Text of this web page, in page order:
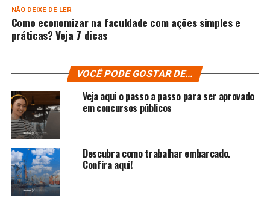
NÃO DEIXE DE LER
Como economizar na faculdade com ações simples e
práticas? Veja 7 dicas
VOCÊ PODE GOSTAR DE...
Veja aqui o passo a passo para ser aprovado
em concursos públicos
Descubra como trabalhar embarcado.
Confira aqui!